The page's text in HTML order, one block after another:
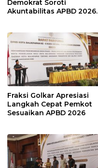
Demokrat Soroti
Akuntabilitas APBD 2026
Modal
Fraksi Golkar Apresiasi
Langkah Cepat Pemkot
Sesuaikan APBD 2026